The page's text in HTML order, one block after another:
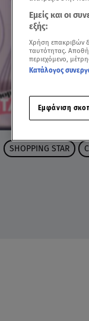
SHOPPING STAR
Εμείς και οι
εξής:
Χρήση επακριβών
ταυτότητας.
περιεχόμενο,
Κατάλογος
Εμφάνιση